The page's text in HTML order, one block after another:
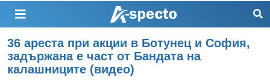
36 ареста при акции в Ботунец и София,
задържана е част от Бандата на
калашниците (видео)